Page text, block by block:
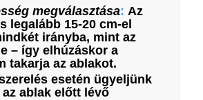
megválasztása: Az
legalább 15-20 cm-el
irányba, mint az
– így elhúzáskor a
takarja az ablakot.
esetén ügyeljünk
ablak előtt lévő